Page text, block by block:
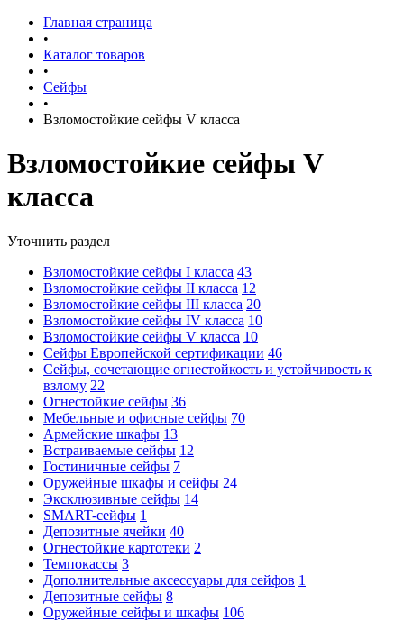
Главная страница
•
Каталог товаров
•
Сейфы
•
Взломостойкие сейфы V класса
Взломостойкие сейфы V
класса
Уточнить раздел
Взломостойкие сейфы I класса 43
Взломостойкие сейфы II класса 12
Взломостойкие сейфы III класса 20
Взломостойкие сейфы IV класса 10
Взломостойкие сейфы V класса 10
Сейфы Европейской сертификации 46
Сейфы, сочетающие огнестойкость и устойчивость к
взлому 22
Огнестойкие сейфы 36
Мебельные и офисные сейфы 70
Армейские шкафы 13
Встраиваемые сейфы 12
Гостиничные сейфы 7
Оружейные шкафы и сейфы 24
Эксклюзивные сейфы 14
SMART-сейфы 1
Депозитные ячейки 40
Огнестойкие картотеки 2
Темпокассы 3
Дополнительные аксессуары для сейфов 1
Депозитные сейфы 8
Оружейные сейфы и шкафы 106